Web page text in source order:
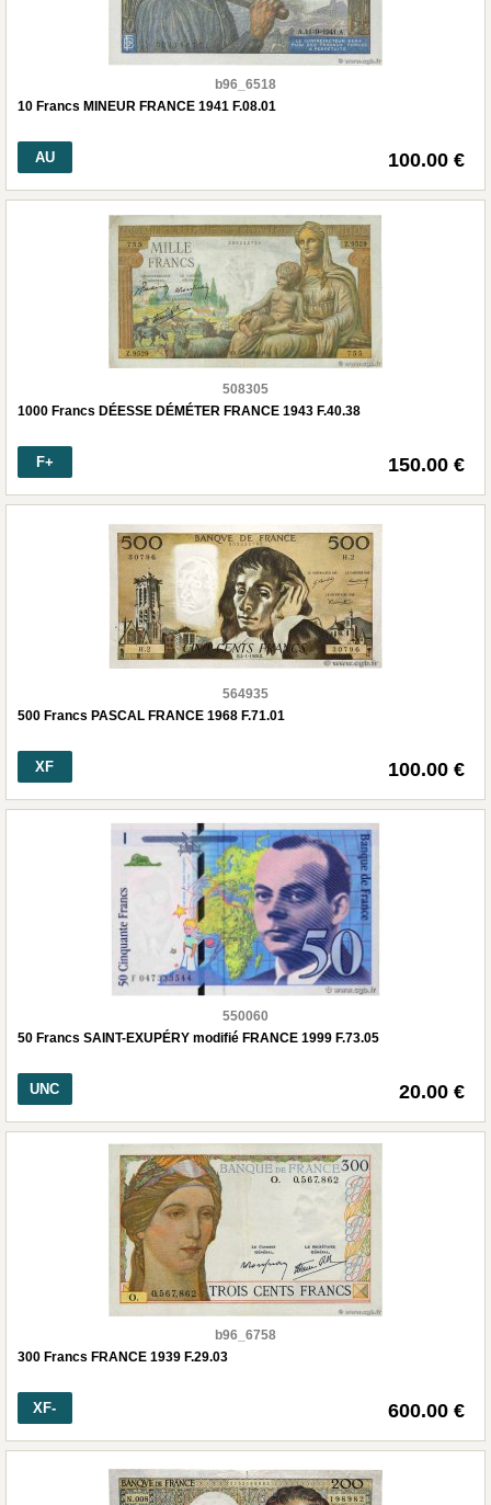
b96_6518
10 Francs MINEUR FRANCE 1941 F.08.01
AU 100.00 €
508305
1000 Francs DÉESSE DÉMÉTER FRANCE 1943 F.40.38
F+ 150.00 €
564935
500 Francs PASCAL FRANCE 1968 F.71.01
XF 100.00 €
550060
50 Francs SAINT-EXUPÉRY modifié FRANCE 1999 F.73.05
UNC 20.00 €
b96_6758
300 Francs FRANCE 1939 F.29.03
XF- 600.00 €